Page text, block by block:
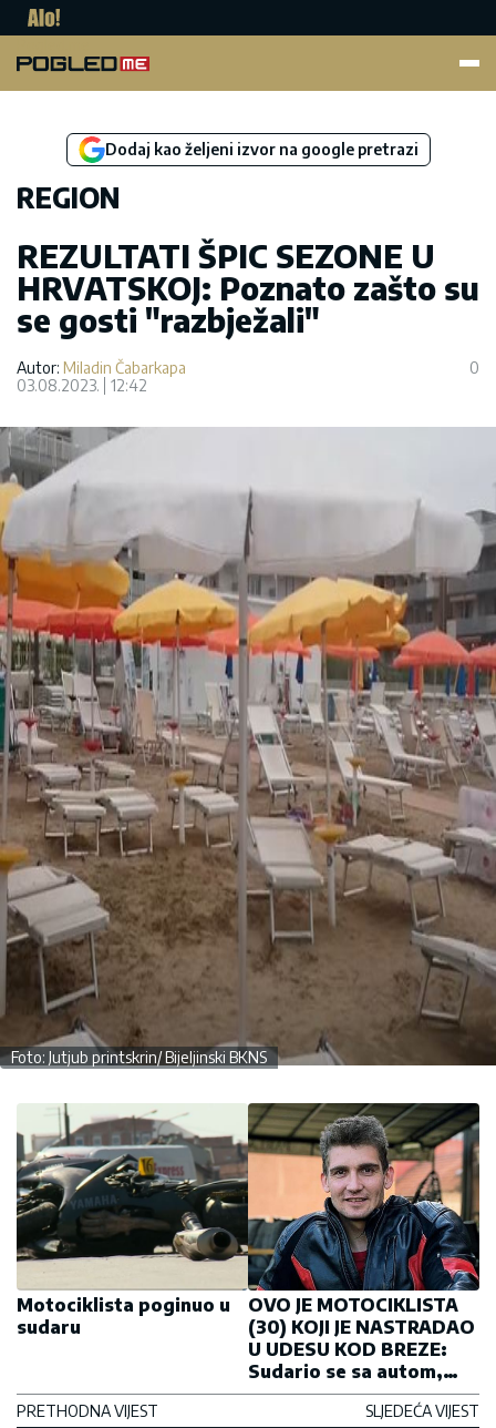
Dodaj kao željeni izvor na google pretrazi
REGION
REZULTATI ŠPIC SEZONE U
HRVATSKOJ: Poznato zašto su
se gosti "razbježali"
Autor: Miladin Čabarkapa
03.08.2023.
12:42
0
Foto: Jutjub printskrin/ Bijeljinski BKNS
Motociklista poginuo u
sudaru
PRETHODNA VIJEST
OVO JE MOTOCIKLISTA
(30) KOJI JE NASTRADAO
U UDESU KOD BREZE:
Sudario se sa autom,
povredama podlegao u
bolnici (FOTO)SLJEDEĆA VIJEST